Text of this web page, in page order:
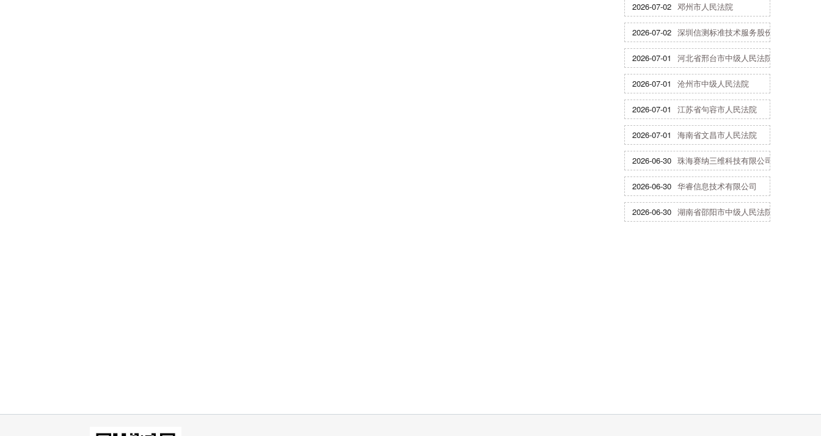
2026-07-02 邓州市人民法院
2026-07-02 深圳信测标准技术服务股份有限公司
2026-07-01 河北省邢台市中级人民法院
2026-07-01 沧州市中级人民法院
2026-07-01 江苏省句容市人民法院
2026-07-01 海南省文昌市人民法院
2026-06-30 珠海赛纳三维科技有限公司
2026-06-30 华睿信息技术有限公司
2026-06-30 湖南省邵阳市中级人民法院